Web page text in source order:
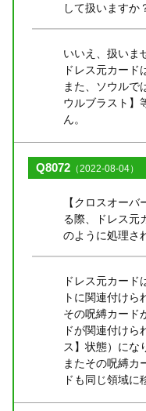
して扱いますか
いいえ、扱いま
ドレス元カード
また、ソウルで
ウルブラスト】
ん。
Q8072 （2022-08-04）
【クロスオー
る際、ドレス元
のように処理さ
ドレス元カード
トに関連付けら
その呪縛カード
ドが関連付けら
ス】状態）にな
またその呪縛カ
ドも同じ領域に